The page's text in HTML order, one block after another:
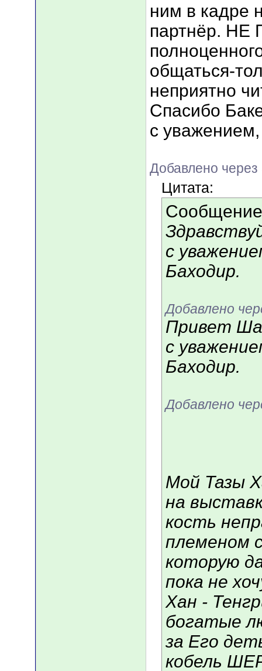
ним в кадре
партнёр. НЕ
общаться-
неприятно
Спасибо
с уважением,
Добавлено
Цитата:
с
Баходир.
Добавлено
Привет
с
Баходир.
Добавлено
Мой Тазы
на
кость
племеном
которую
пока не
Хан -
богатые
за Его
кобель